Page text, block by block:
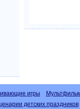
игры
детских праздников